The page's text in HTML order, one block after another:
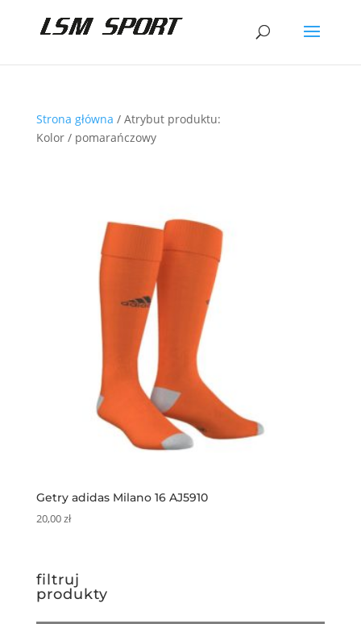
Strona główna / Atrybut produktu:
Kolor / pomarańczowy
Getry adidas Milano 16 AJ5910
20,00zł
filtruj
produkty